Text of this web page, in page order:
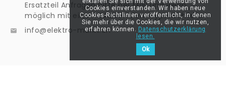
Ersatzteil Anfragen bitte per Mail und wenn
möglich mit einem Bild von dem Typenschild an:
 info@elektro-markt.ch
Cookies einverstanden. Wir haben neue
Cookies-Richtlinien veröffentlicht, in denen
Sie mehr über die Cookies, die wir nutzen,
erfahren können. Datenschutzerklärung
lesen.
Ok